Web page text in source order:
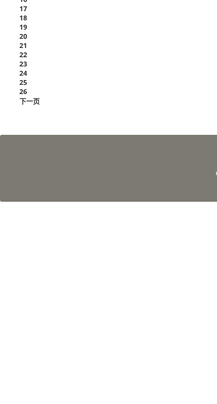
17
18
19
20
21
22
23
24
25
26
下一页